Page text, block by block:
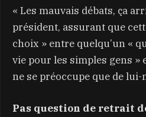
« Les mauvais débats, ça
président, assurant que
choix » entre quelqu’un «
vie pour les simples gens »
ne se préoccupe que de lui-
Pas question de retrait